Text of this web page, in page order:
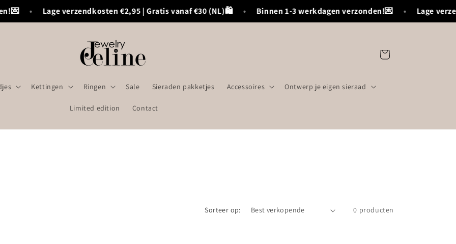
Lage verzendkosten €2,95 | Gratis vanaf €30 (NL)🛍️ Binnen 1-3 werkdagen verzonden!💌 Lage
Kettingen Ringen Sale Sieraden pakketjes Accessoires Ontwerp je eigen sieraad
Limited edition Contact
Winkelwagen
Sorteer op: 0 producten